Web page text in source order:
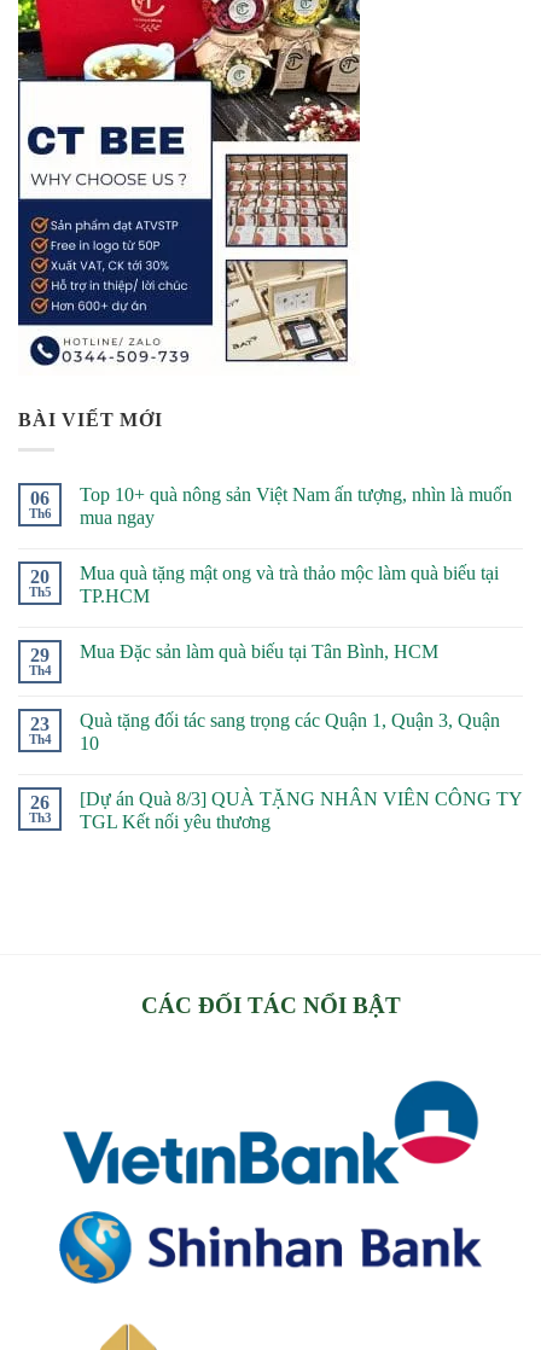
BÀI VIẾT MỚI
06
Th6
Top 10+ quà nông sản Việt Nam ấn tượng, nhìn là muốn
mua ngay
20
Th5
Mua quà tặng mật ong và trà thảo mộc làm quà biếu tại
TP.HCM
29
Th4
Mua Đặc sản làm quà biếu tại Tân Bình, HCM
23
Th4
Quà tặng đối tác sang trọng các Quận 1, Quận 3, Quận
10
26
Th3
[Dự án Quà 8/3] QUÀ TẶNG NHÂN VIÊN CÔNG TY
TGL Kết nối yêu thương
CÁC ĐỐI TÁC NỔI BẬT